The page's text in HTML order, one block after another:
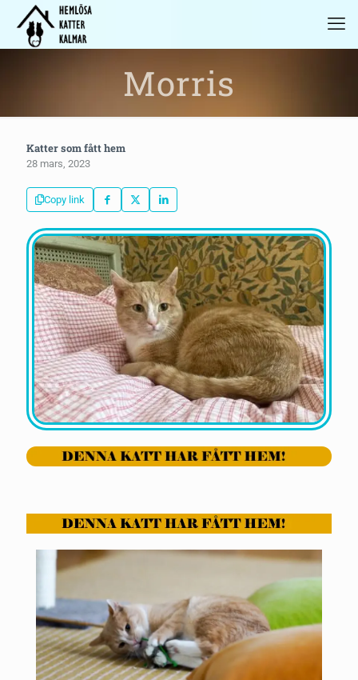
Morris
Katter som fått hem
28 mars, 2023
Copy link